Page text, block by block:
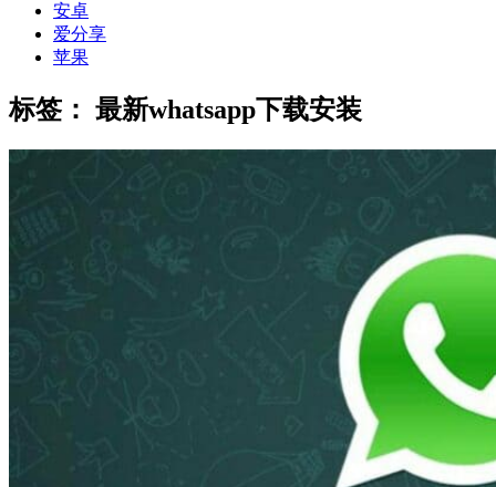
安卓
爱分享
苹果
标签： 最新whatsapp下载安装